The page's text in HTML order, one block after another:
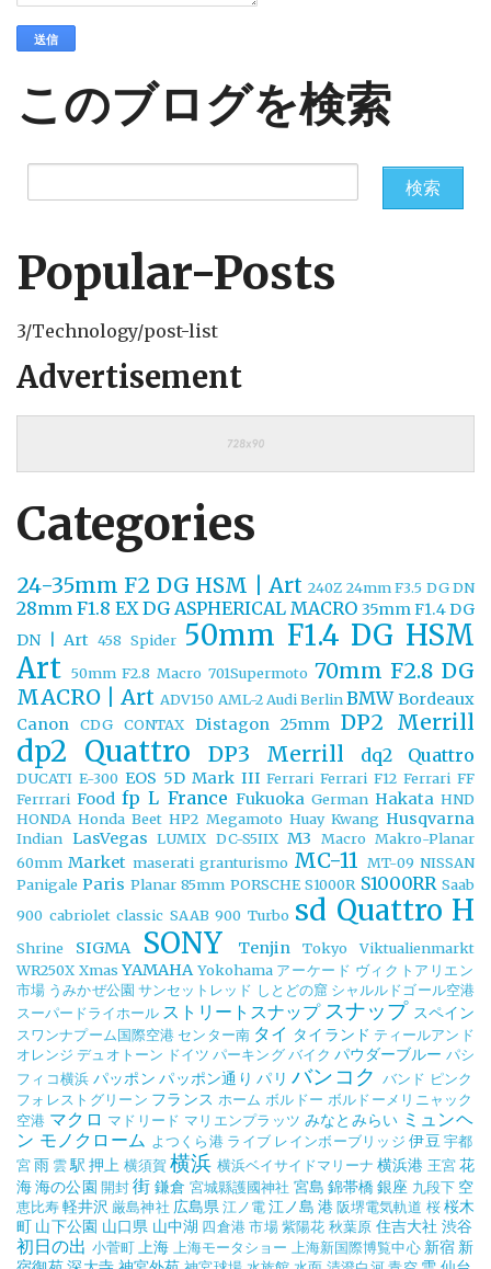
このブログを検索
Popular-Posts
3/Technology/post-list
Advertisement
Categories
24-35mm F2 DG HSM | Art 240Z 24mm F3.5 DG DN
28mm F1.8 EX DG ASPHERICAL MACRO 35mm F1.4 DG
DN | Art 458 Spider 50mm F1.4 DG HSM
Art 50mm F2.8 Macro 701Supermoto 70mm F2.8 DG
MACRO | Art ADV150 AML-2 Audi Berlin BMW Bordeaux
Canon
CDG CONTAX Distagon 25mm DP2 Merrill
dp2 Quattro DP3 Merrill dq2 Quattro
DUCATI E-300 EOS 5D Mark III Ferrari Ferrari F12 Ferrari FF
Ferrrari Food fp L France Fukuoka German Hakata HND
HONDA Honda Beet HP2 Megamoto Huay Kwang Husqvarna
Indian LasVegas LUMIX DC-S5IIX M3 Macro Makro-Planar
60mm Market maserati granturismo MC-11 MT-09 NISSAN
Panigale Paris Planar 85mm PORSCHE S1000R S1000RR Saab
900 cabriolet classic SAAB 900 Turbo sd Quattro H
Shrine SIGMA SONY Tenjin Tokyo
Viktualienmarkt
WR250X Xmas YAMAHA Yokohama アーケード ヴィクトアリエン
市場 うみかぜ公園 サンセットレッド しとどの窟 シャルルドゴール空港
スーパードライホール ストリートスナップ スナップ スペイン
スワンナプーム国際空港 センター南 タイ タイランド ティールアンド
オレンジ デュオトーン ドイツ パーキング バイク パウダーブルー パシ
フィコ横浜 パッポン パッポン通り パリ バンコク バンド ピンク
フォレストグリーン フランス ホーム ボルドー ボルドーメリニャック
空港 マクロ マドリード マリエンプラッツ みなとみらい ミュンヘ
ン モノクローム よつくら港 ライブ レインボーブリッジ 伊豆 宇都
宮雨 雲 駅 押上 横須賀 横浜 横浜ベイサイドマリーナ 横浜港 王宮 花
海海の公園 開封街 鎌倉 宮城縣護國神社 宮島 錦帯橋銀座 九段下 空
恵比寿軽井沢 厳島神社 広島県 江ノ電江ノ島 港 阪堺電気軌道 桜 桜木
町 山下公園 山口県 山中湖 四倉港 市場 紫陽花 秋葉原 住吉大社 渋谷
初日の出 小菅町上海 上海モータショー 上海新国際博覧中心 新宿 新